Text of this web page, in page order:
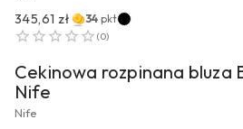
345,61 zł 34 pkt
(0)
PRZEJDŹ DO
Cekinowa rozpinana bluza
Nife
Nife